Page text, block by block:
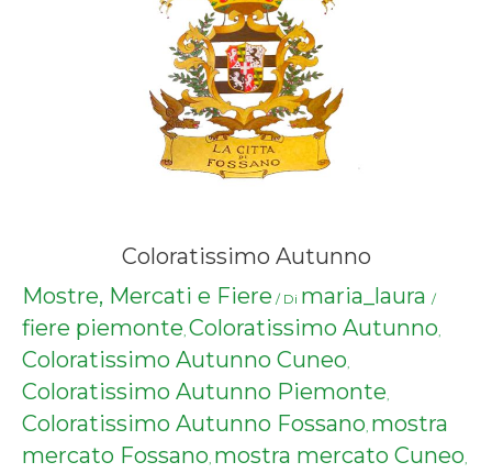
Coloratissimo Autunno
Mostre, Mercati e Fiere / Di maria_laura /
fiere piemonte, Coloratissimo Autunno,
Coloratissimo Autunno Cuneo,
Coloratissimo Autunno Piemonte,
Coloratissimo Autunno Fossano, mostra
mercato Fossano, mostra mercato Cuneo,